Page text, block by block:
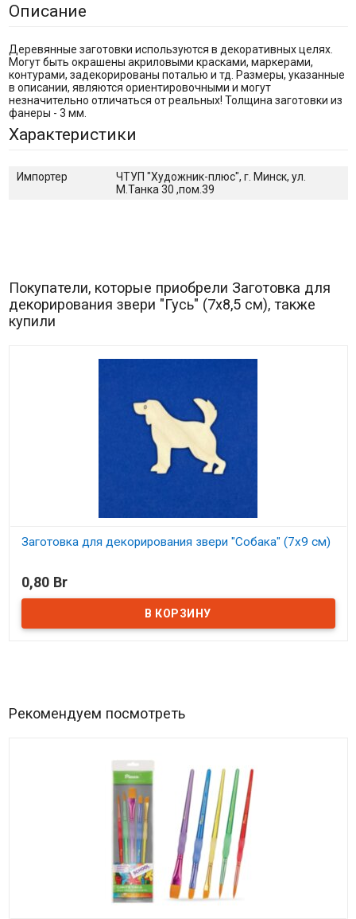
Описание
Деревянные заготовки используются в декоративных целях.
Могут быть окрашены акриловыми красками, маркерами,
контурами, задекорированы поталью и тд. Размеры, указанные
в описании, являются ориентировочными и могут
незначительно отличаться от реальных! Толщина заготовки из
фанеры - 3 мм.
Характеристики
Импортер
ЧТУП "Художник-плюс", г. Минск, ул.
М.Танка 30 ,пом.39
Покупатели, которые приобрели Заготовка для
декорирования звери "Гусь" (7х8,5 см), также
купили
Заготовка для декорирования звери "Собака" (7х9 см)
0,80 Br
Рекомендуем посмотреть